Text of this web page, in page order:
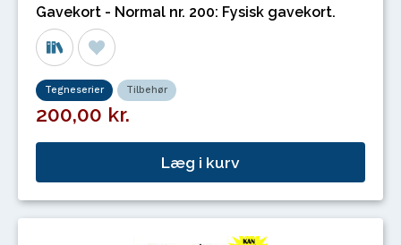
Gavekort - Normal nr. 200: Fysisk gavekort.
Tegneserier Tilbehør
200,00 kr.
Læg i kurv